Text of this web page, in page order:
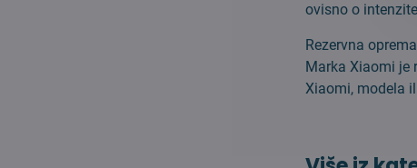
ovisno o
Rezervna
Marka Xiaomi je
Xiaomi, modela